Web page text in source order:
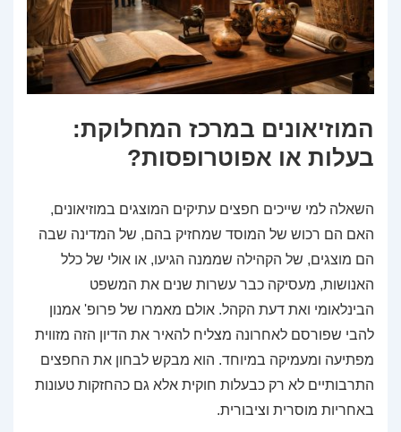
המוזיאונים במרכז המחלוקת:
בעלות או אפוטרופסות?
השאלה למי שייכים חפצים עתיקים המוצגים במוזיאונים,
האם הם רכוש של המוסד שמחזיק בהם, של המדינה שבה
הם מוצגים, של הקהילה שממנה הגיעו, או אולי של כלל
האנושות, מעסיקה כבר עשרות שנים את המשפט
הבינלאומי ואת דעת הקהל. אולם מאמרו של פרופ' אמנון
להבי שפורסם לאחרונה מצליח להאיר את הדיון הזה מזווית
מפתיעה ומעמיקה במיוחד. הוא מבקש לבחון את החפצים
התרבותיים לא רק כבעלות חוקית אלא גם כהחזקות טעונות
באחריות מוסרית וציבורית.